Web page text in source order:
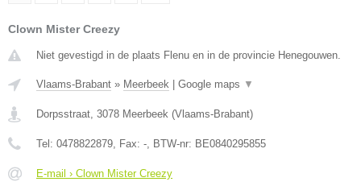
Clown Mister Creezy
Niet gevestigd in de plaats Flenu en in de provincie Henegouwen.
Vlaams-Brabant » Meerbeek Google maps ▼
Dorpsstraat, 3078 Meerbeek (Vlaams-Brabant)
Tel: 0478822879, Fax: -, BTW-nr: BE0840295855
E-mail › Clown Mister Creezy